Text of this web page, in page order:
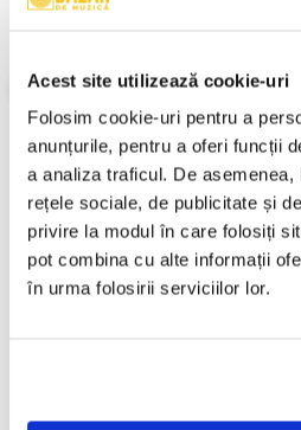
Acest site utilizează cookie-uri
Folosim cookie-uri pentru a
anunțurile, pentru a oferi funcții
a analiza traficul. De
rețele sociale, de publicitate și
privire la modul în care folosiți
pot combina cu alte informații
în urma folosirii serviciilor lor.
Stil:Opera
Stare Coperta:Near Mint (NM or
Informatii conformitate produs
Review-uri(0)
Cântă Copiilor - Copie,